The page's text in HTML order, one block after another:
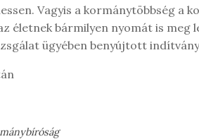
Vagyis a kormánytöbbség a
életnek bármilyen nyomát is meg
ügyében benyújtott